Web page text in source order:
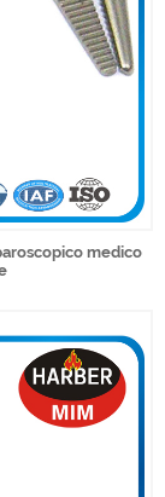
medico